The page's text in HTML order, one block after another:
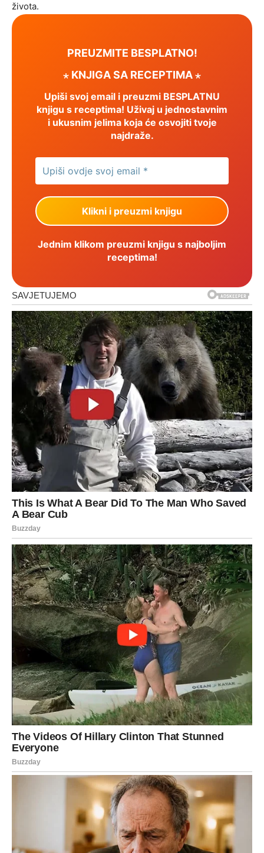
života.
PREUZMITE BESPLATNO!
⋆ KNJIGA SA RECEPTIMA ⋆
Upiši svoj email i preuzmi BESPLATNU
knjigu s receptima! Uživaj u jednostavnim
i ukusnim jelima koja će osvojiti tvoje
najdraže.
Jednim klikom preuzmi knjigu s najboljim
receptima!